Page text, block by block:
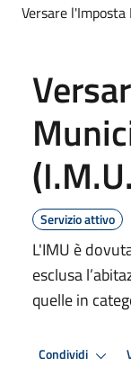
Versare l'Imposta
Servizio attivo
L'IMU è
esclusa
quelle in
Condividi